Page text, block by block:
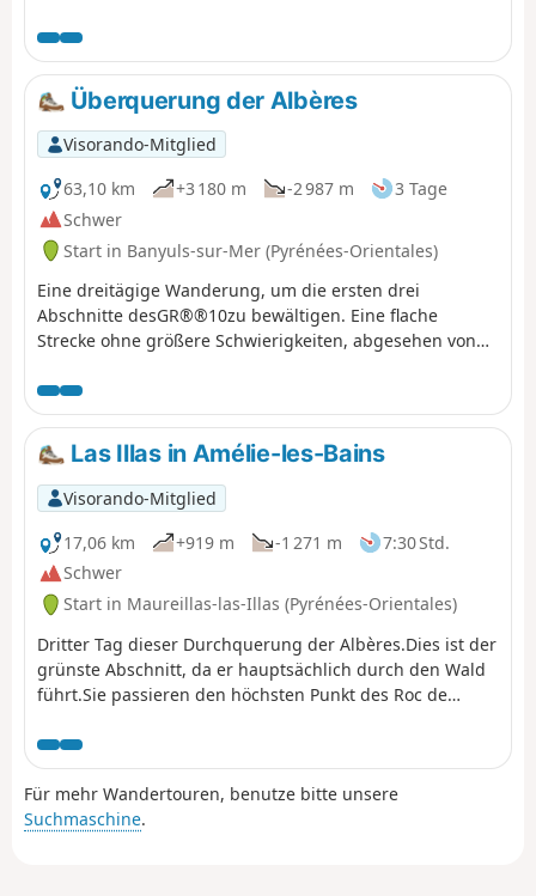
überwinden auf einmal 1000 Höhenmeter. Der Rest des
Tages ist ruhiger, da Sie sich auf dem Kamm befinden.
Überquerung der Albères
Visorando-Mitglied
63,10 km
+3 180 m -2 987 m
3 Tage
Schwer
Start in Banyuls-sur-Mer (Pyrénées-Orientales)
Eine dreitägige Wanderung, um die ersten drei
Abschnitte desGR®®10zu bewältigen. Eine flache
Strecke ohne größere Schwierigkeiten, abgesehen von
Panoramen.
Las Illas in Amélie-les-Bains
Visorando-Mitglied
17,06 km
+919 m -1 271 m
7:30 Std.
Schwer
Start in Maureillas-las-Illas (Pyrénées-Orientales)
Dritter Tag dieser Durchquerung der Albères.Dies ist der
grünste Abschnitt, da er hauptsächlich durch den Wald
führt.Sie passieren den höchsten Punkt des Roc de
über einen Großteil der Pyrénées Orientales und den
Canigou (Canigó).
Für mehr Wandertouren, benutze bitte unsere
Suchmaschine.